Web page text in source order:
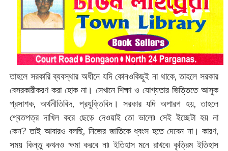
তাহলে সরকারি ব্যবস্থার অধীনে যদি কোনওকিছুই না থাকে, তাহলে সরকার
বেসরকারীকরণ করা হোক না। সেখানে শিক্ষা ও যোগ্যতার ভিত্তিতে আসুক
প্রসাশক, অর্থনীতিবিদ, প্রযুক্তিবিদ। সরকার যদি অপারগ হয়, তাহলে
শ্বেতপত্র দাখিল করে ছেড়ে দেওয়াই তো ভালো৷ সেই ইচ্ছেটা হয় না
কেন?তাই আবারও বলছি, নিজের জাতিকে ধ্বংস হতে দেবেন না। কারণ,
সময় কিন্তু কখনও ক্ষমা করবে না৷ ইতিহাস মনে রাখবে৷ কৃত্রিম ইতিহাস